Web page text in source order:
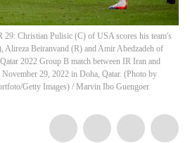
Christian Pulisic (C) of USA scores his team's
Beiranvand (R) and Amir Abedzadeh of
2022 Group B match between IR Iran and
29, 2022 in Doha, Qatar. (Photo by
Getty Images) / Marvin Ibo Guengoer